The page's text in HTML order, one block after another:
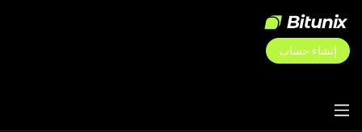
إنشاء حساب